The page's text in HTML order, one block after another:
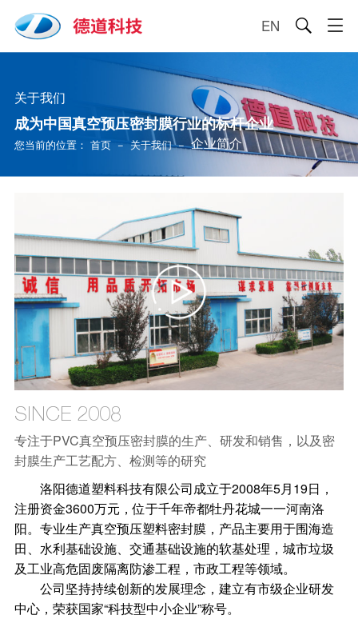

EN
关于我们
成为中国真空预压密封膜行业的标杆企业
您当前的位置： 首页 − 关于我们 −企业简介
SINCE 2008
专注于PVC真空预压密封膜的生产、研发和销售，以及密
封膜生产工艺配方、检测等的研究
洛阳德道塑料科技有限公司成立于2008年5月19日，
注册资金3600万元，位于千年帝都牡丹花城一一河南洛
阳。专业生产真空预压塑料密封膜，产品主要用于围海造
田、水利基础设施、交通基础设施的软基处理，城市垃圾
及工业高危固废隔离防渗工程，市政工程等领域。
公司坚持持续创新的发展理念，建立有市级企业研发
中心，荣获国家“科技型中小企业”称号。